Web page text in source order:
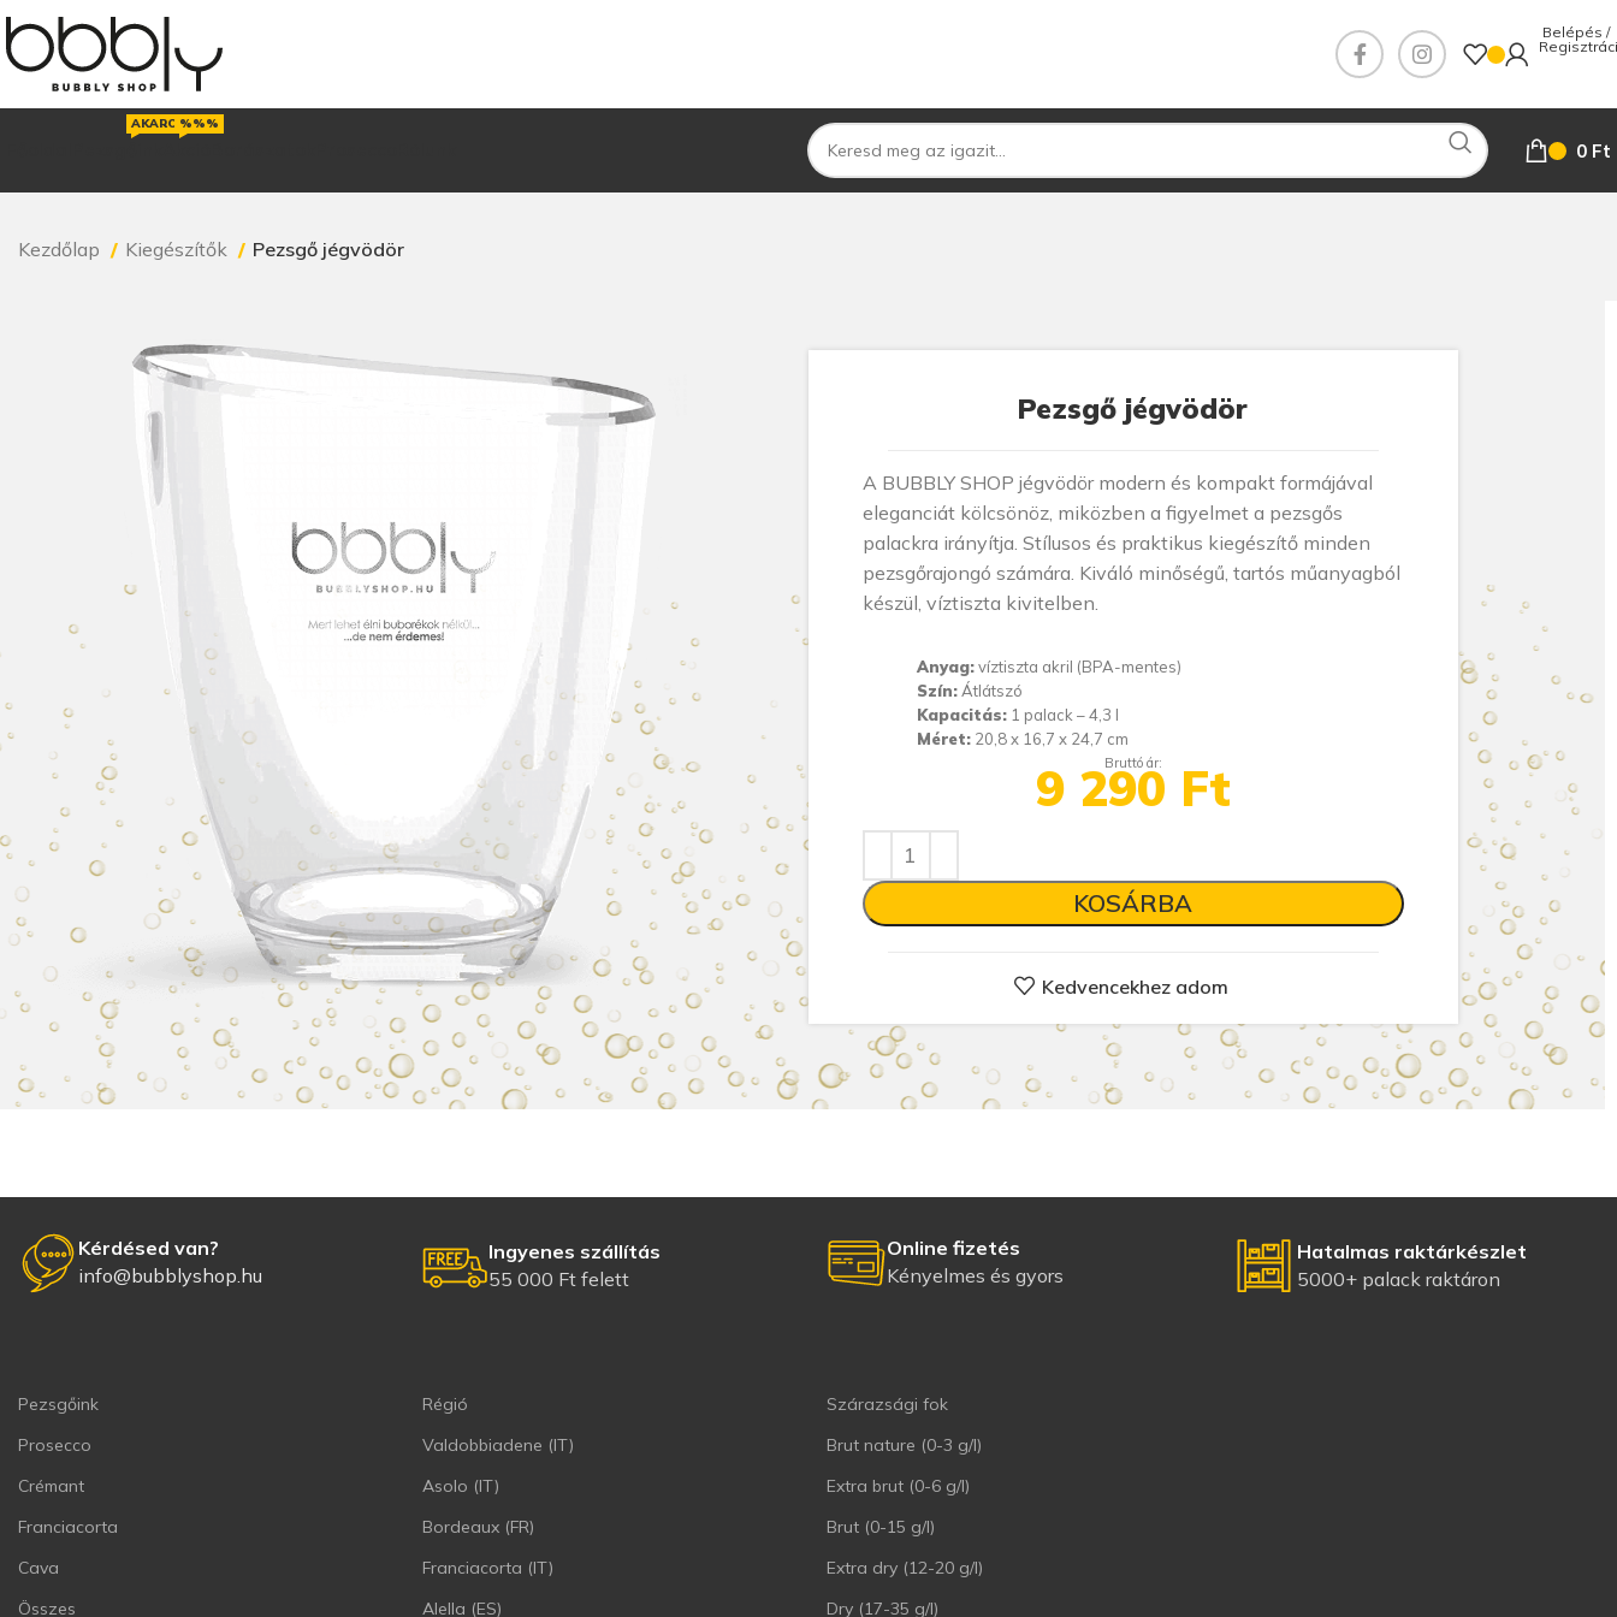
AKAROD%%%
0 Ft
Kezdőlap Kiegészítők Pezsgő jégvödör
Pezsgő jégvödör
A BUBBLY SHOP jégvödör modern és kompakt formájával
eleganciát kölcsönöz, miközben a figyelmet a pezsgős
palackra irányítja. Stílusos és praktikus kiegészítő minden
pezsgőrajongó számára. Kiváló minőségű, tartós műanyagból
készül, víztiszta kivitelben.
Anyag:víztiszta akril (BPA-mentes)
Szín:Átlátszó
Kapacitás:1 palack – 4,3 l
Méret:20,8 x 16,7 x 24,7 cm
Bruttó ár:
9 290 Ft
KOSÁRBA
Kedvencekhez adom
Kérdésed van?
info@bubblyshop.hu
Ingyenes szállítás
55 000 Ft felett
Online fizetés
Kényelmes és gyors
Hatalmas raktárkészlet
5000+ palack raktáron
Pezsgőink
Prosecco
Crémant
Franciacorta
Cava
Összes
Régió
Valdobbiadene (IT)
Asolo (IT)
Bordeaux (FR)
Franciacorta (IT)
Alella (ES)
Szárazsági fok
Brut nature (0-3 g/l)
Extra brut (0-6 g/l)
Brut (0-15 g/l)
Extra dry (12-20 g/l)
Dry (17-35 g/l)